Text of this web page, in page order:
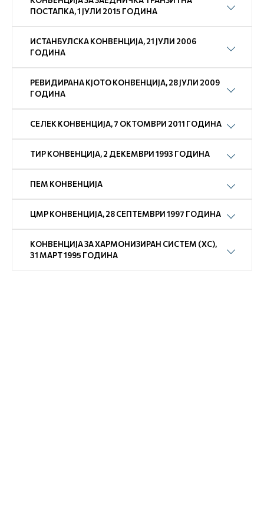
ПОСТАПКА, 1 ЈУЛИ 2015 ГОДИНА
ИСТАНБУЛСКА КОНВЕНЦИЈА, 21 ЈУЛИ 2006
ГОДИНА
РЕВИДИРАНА КЈОТО КОНВЕНЦИЈА, 28 ЈУЛИ 2009
ГОДИНА
СЕЛЕК КОНВЕНЦИЈА, 7 ОКТОМВРИ 2011 ГОДИНА
ТИР КОНВЕНЦИЈА, 2 ДЕКЕМВРИ 1993 ГОДИНА
ПEM КОНВЕНЦИЈА
ЦМР КОНВЕНЦИЈА, 28 СЕПТЕМВРИ 1997 ГОДИНА
КОНВЕНЦИЈА ЗА ХАРМОНИЗИРАН СИСТЕМ (ХС),
31 МАРТ 1995 ГОДИНА